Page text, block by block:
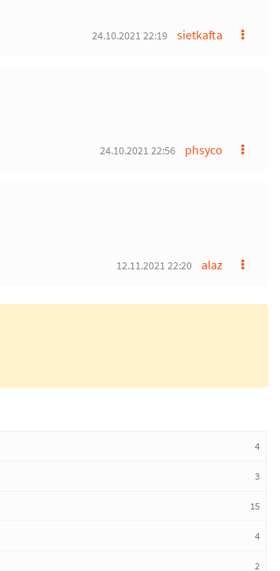
sietkafta
24.10.2021 22:19
phsyco
24.10.2021 22:56
alaz
12.11.2021 22:20
4
3
15
4
2